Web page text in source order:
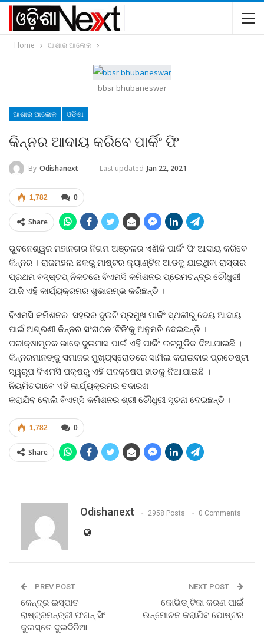
Home ଆଶାର ଆଲୋକ
bbsr bhubaneswar
ଆଶାର ଆଲୋକ ଓଡିଶା
କିନ୍ନର ଆଦାୟ କରିବେ ପାର୍କିଂ ଫି
By Odishanext Last updated Jan 22, 2021
0
1,782
Share
ଭୁବନେଶ୍ୱର ମହାନଗର ନିଗମ ଅଞ୍ଚଳର ଏଣିକି ପାର୍କିଂ ଫି ଆଦାୟ କରିବେ
କିନ୍ନର । ରାଜମହଲ ଛକରୁ ମାଷ୍ଟର କ୍ୟାଣ୍ଟିନ ଆଡକୁ ଯାଇଥିବା ରାସ୍ତାର
ପ୍ରଥମ ବସ୍‍ଷ୍ଟପ୍‍ ନିକଟରେ ବିଏମସି କମିଶନର ପ୍ରେମଚନ୍ଦ୍ର ଚୌଧୁରୀ
ଆଜି ଏହି କାର୍ଯ୍ୟକ୍ରମର ଶୁଭାରମ୍ଭ କରିଛନ୍ତି ।
ବିଏମସି କମିଶନର ସହରର ଦୁଇଟି ପ୍ରମୁଖ ପାର୍କିଂ ସ୍ଥଳୀରୁ ଦେୟ ଆଦାୟ
ପାଇଁ ଅଗ୍ରଣୀ କିନ୍ନର ସଂଗଠନ ‘ଟିଜି’କୁ ଅନୁମତି ଦେଇଛନ୍ତି ।
ପରୀକ୍ଷାମୂଳକ ଭାବେ ଦୁଇମାସ ପାଇଁ ଏହି ପାର୍କିଂ ଲଟ୍‍ଗୁଡିକ ଦିଆଯାଇଛି ।
କିନ୍ନରମାନଙ୍କୁ ସମାଜର ମୁଖ୍ୟସ୍ରୋତରେ ସାମିଲ କରାଇବାର ପ୍ରଚେଷ୍ଟା
ସ୍ୱରୂପ ବିଏମସି ପକ୍ଷରୁ ଏହି ପଦକ୍ଷେପ ହାତକୁ ନିଆଯାଇଛି ।
ନିୟମିତଭାବେ ଏହି କାର୍ଯ୍ୟକ୍ରମର ତଦାରଖ
କରାଯିବ ବୋଲି ବିଏମ୍‍ସି କମିଶନର ଶ୍ରୀ ଚୌଧୁରୀ ସୂଚନା ଦେଇଛନ୍ତି ।
0
1,782
Share
Odishanext 2958 Posts 0 Comments
PREV POST
କେନ୍ଦ୍ର ଇସ୍ପାତ
ରାଷ୍ଟ୍ରମନ୍ତ୍ରୀ ଫଗନ୍‍ ସିଂ
କୁଲସ୍ତେ ଦୁଇଦିନିଆ
NEXT POST
କୋଭିଡ୍‌ ଟିକା କରଣ ପାଇଁ
ଉନ୍ମୋଚନ କରାଯିବ ପୋଷ୍ଟର